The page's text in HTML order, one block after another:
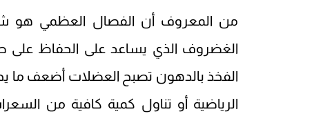
من المعروف أن الفصال العظمي هو
الغضروف الذي يساعد على الحفاظ على
الفخذ بالدهون تصبح العضلات أضعف ما
الرياضية أو تناول كمية كافية من